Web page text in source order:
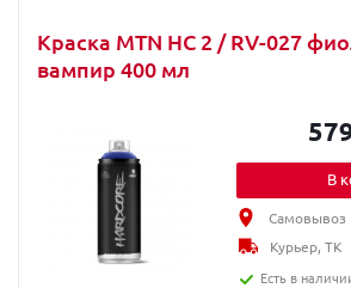
Краска MTN HC 2 / RV-027
вампир 400 мл
В
Самовывоз
Курьер, ТК
Есть в